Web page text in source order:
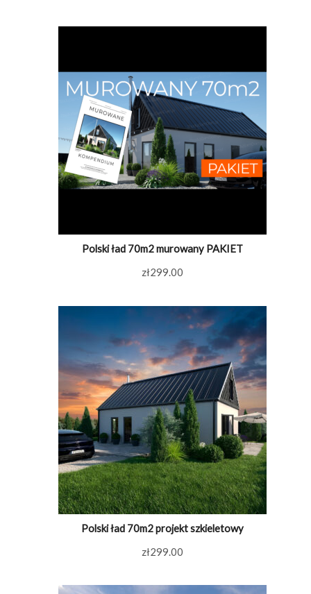
Polski ład 70m2 murowany PAKIET
zł299.00
Polski ład 70m2 projekt szkieletowy
zł299.00